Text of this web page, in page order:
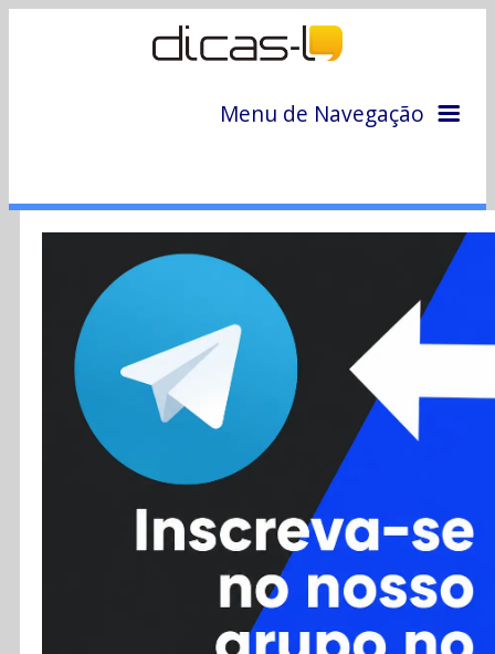
Menu de Navegação
Colunas
Colaboradores
Cursos
Enviar Dica